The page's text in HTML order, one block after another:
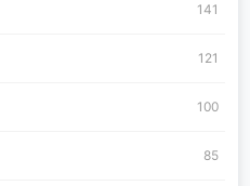
141
121
100
85